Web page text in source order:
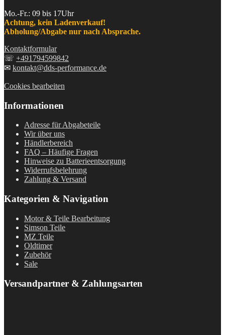
Mo.-Fr.: 09 bis 17Uhr
Achtung, kein Ladenverkauf!
Abholung/Abgabe nur nach Absprache.
Kontaktformular
☏ +491794599842
✉ kontakt@dds-performance.de
Cookies bearbeiten
Informationen
Adresse für Abgabeteile
Wir über uns
Händlerbereich
FAQ – Häufige Fragen
Hinweise zu Batterieentsorgung
Widerrufsbelehrung
Zahlung & Versand
Kategorien & Navigation
Motor & Teile Bearbeitung
Simson Teile
MZ Teile
Oldtimer
Zubehör
Sale
Versandpartner & Zahlungsarten